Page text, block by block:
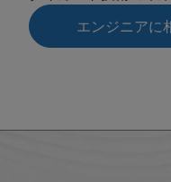
エンジニアに